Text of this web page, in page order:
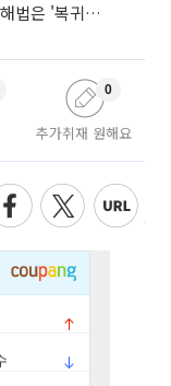
"육아휴직만으론 한계"⋯여성 경력유지 해법은 '복귀 후 유연근무’
추가취재 원해요
0